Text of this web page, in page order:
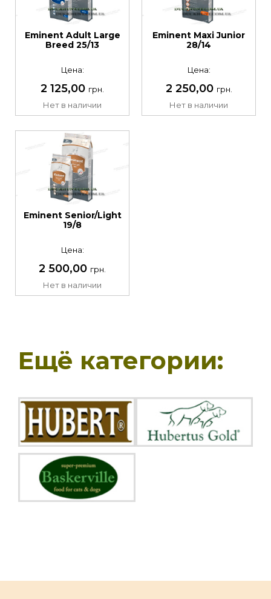
Eminent Adult Large
Breed 25/13
Цена:
2 125,00 грн.
Нет в наличии
Eminent Maxi Junior
28/14
Цена:
2 250,00 грн.
Нет в наличии
Eminent Senior/Light
19/8
Цена:
2 500,00 грн.
Нет в наличии
Ещё категории: